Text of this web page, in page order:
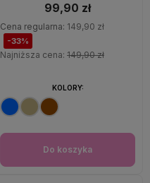
99,90 zł
Cena regularna: 149,90 zł
-33%
Najniższa cena: 149,90 zł
Do koszyka
KOLORY: